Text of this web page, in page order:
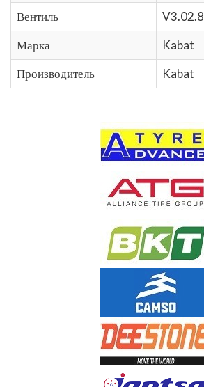
Вентиль
V3.02.8
Марка
Kabat
Производитель
Kabat